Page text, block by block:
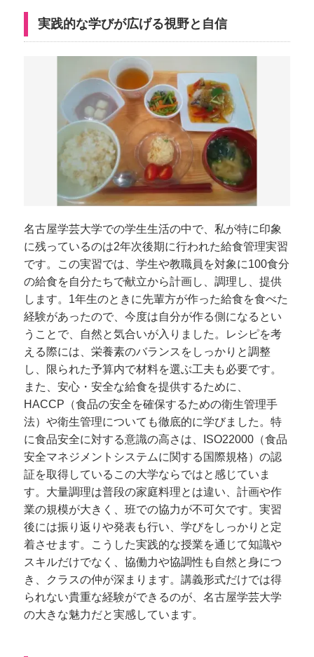
実践的な学びが広げる視野と自信
名古屋学芸大学での学生生活の中で、私が特に印象
に残っているのは2年次後期に行われた給食管理実習
です。この実習では、学生や教職員を対象に100食分
の給食を自分たちで献立から計画し、調理し、提供
します。1年生のときに先輩方が作った給食を食べた
経験があったので、今度は自分が作る側になるとい
うことで、自然と気合いが入りました。レシピを考
える際には、栄養素のバランスをしっかりと調整
し、限られた予算内で材料を選ぶ工夫も必要です。
また、安心・安全な給食を提供するために、
HACCP（食品の安全を確保するための衛生管理手
法）や衛生管理についても徹底的に学びました。特
に食品安全に対する意識の高さは、ISO22000（食品
安全マネジメントシステムに関する国際規格）の認
証を取得しているこの大学ならではと感じていま
す。大量調理は普段の家庭料理とは違い、計画や作
業の規模が大きく、班での協力が不可欠です。実習
後には振り返りや発表も行い、学びをしっかりと定
着させます。こうした実践的な授業を通じて知識や
スキルだけでなく、協働力や協調性も自然と身につ
き、クラスの仲が深まります。講義形式だけでは得
られない貴重な経験ができるのが、名古屋学芸大学
の大きな魅力だと実感しています。